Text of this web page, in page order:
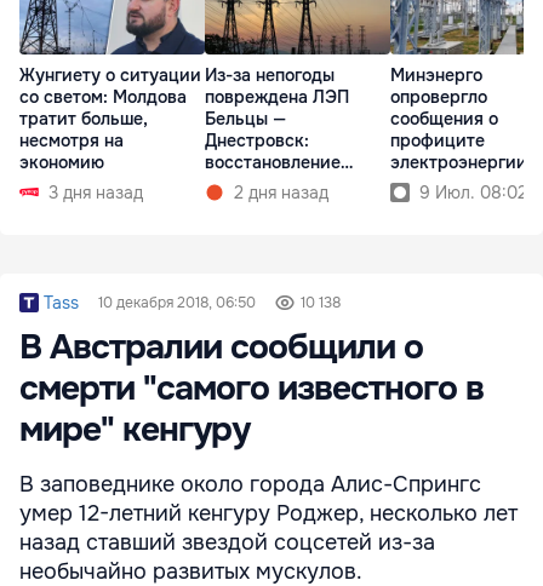
Жунгиету о ситуации
со светом: Молдова
тратит больше,
несмотря на
экономию
3 дня назад
Из-за непогоды
повреждена ЛЭП
Бельцы —
Днестровск:
восстановление
займет более недели
2 дня назад
Минэнерго
опровергло
сообщения о
профиците
электроэнергии в
Молдове
9 Июл. 08:02
Tass 10 декабря 2018, 06:50 10 138
В Австралии сообщили о
смерти "самого известного в
мире" кенгуру
В заповеднике около города Алис-Спрингс
умер 12-летний кенгуру Роджер, несколько лет
назад ставший звездой соцсетей из-за
необычайно развитых мускулов.